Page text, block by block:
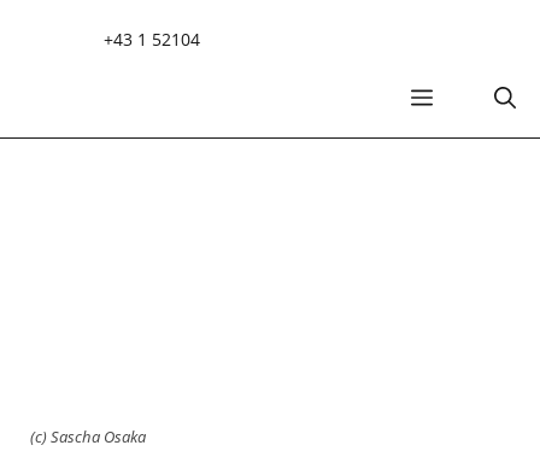
+43 1 52104
MENÜ
(c) Sascha Osaka